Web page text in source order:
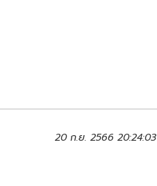
20 ก.ย. 2566 20:24:03